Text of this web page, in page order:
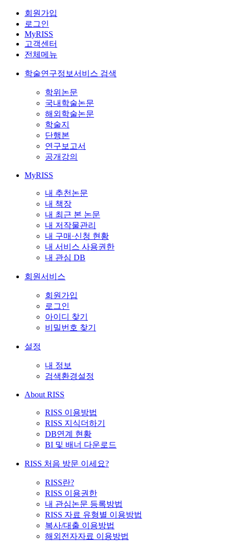
회원가입
로그인
MyRISS
고객센터
전체메뉴
학술연구정보서비스 검색
학위논문
국내학술논문
해외학술논문
학술지
단행본
연구보고서
공개강의
MyRISS
내 추천논문
내 책장
내 최근 본 논문
내 저작물관리
내 구매·신청 현황
내 서비스 사용권한
내 관심 DB
회원서비스
회원가입
로그인
아이디 찾기
비밀번호 찾기
설정
내 정보
검색환경설정
About RISS
RISS 이용방법
RISS 지식더하기
DB연계 현황
BI 및 배너 다운로드
RISS 처음 방문 이세요?
RISS란?
RISS 이용권한
내 관심논문 등록방법
RISS 자료 유형별 이용방법
복사/대출 이용방법
해외전자자료 이용방법